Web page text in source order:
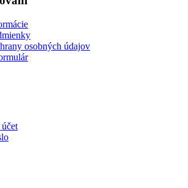
osobných údajov